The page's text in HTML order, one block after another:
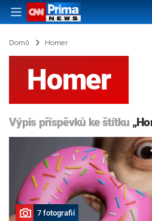
Domů Homer
Homer
Výpis příspěvků ke štítku
7 fotografií